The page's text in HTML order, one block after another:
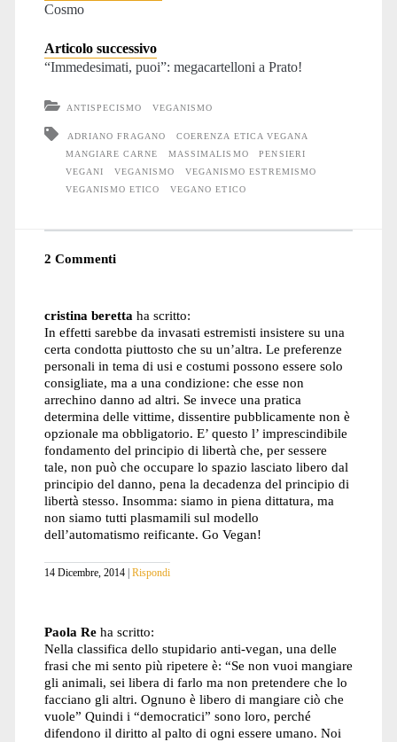
Cosmo
Articolo successivo
“Immedesimati, puoi”: megacartelloni a Prato!
ANTISPECISMO VEGANISMO
ADRIANO FRAGANO
COERENZA ETICA VEGANA
MANGIARE CARNE
MASSIMALISMO
PENSIERI
VEGANI
VEGANISMO
VEGANISMO ESTREMISMO
VEGANISMO ETICO
VEGANO ETICO
2 Commenti
cristina beretta ha scritto:
In effetti sarebbe da invasati estremisti insistere su una
certa condotta piuttosto che su un’altra. Le preferenze
personali in tema di usi e costumi possono essere solo
consigliate, ma a una condizione: che esse non
arrechino danno ad altri. Se invece una pratica
determina delle vittime, dissentire pubblicamente non è
opzionale ma obbligatorio. E’ questo l’ imprescindibile
fondamento del principio di libertà che, per sessere
tale, non può che occupare lo spazio lasciato libero dal
principio del danno, pena la decadenza del principio di
libertà stesso. Insomma: siamo in piena dittatura, ma
non siamo tutti plasmamili sul modello
dell’automatismo reificante. Go Vegan!
14 Dicembre, 2014 Rispondi
Paola Re ha scritto:
Nella classifica dello stupidario anti-vegan, una delle
frasi che mi sento più ripetere è: “Se non vuoi mangiare
gli animali, sei libera di farlo ma non pretendere che lo
facciano gli altri. Ognuno è libero di mangiare ciò che
vuole” Quindi i “democratici” sono loro, perché
difendono il diritto al palto di ogni essere umano. Noi